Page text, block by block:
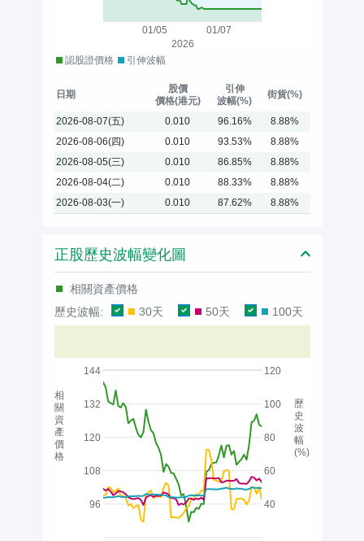
01/05 01/07
2026
認股證價格 引伸波幅
日期
股價
價格(港元)
引伸
波幅(%)
街貨(%)
2026-08-07(五) 0.010 96.16%
8.88%
2026-08-06(四)
0.010 93.53%
8.88%
2026-08-05(三)
0.010 86.85%
8.88%
2026-08-04(二)
0.010 88.33%
8.88%
2026-08-03(一)
0.010 87.62% 8.88%
正股歷史波幅變化圖
相關資產價格
歷史波幅:
30天 50天 100天
96
108
120
132
144
40
60
80
100
120
相
關
資
產
價
格
歷
史
波
幅
(%)